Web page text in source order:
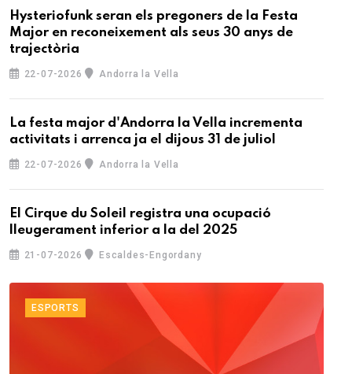
Hysteriofunk seran els pregoners de la Festa
Major en reconeixement als seus 30 anys de
trajectòria
22-07-2026 Andorra la Vella
La festa major d'Andorra la Vella incrementa
activitats i arrenca ja el dijous 31 de juliol
22-07-2026 Andorra la Vella
El Cirque du Soleil registra una ocupació
lleugerament inferior a la del 2025
21-07-2026 Escaldes-Engordany
ESPORTS